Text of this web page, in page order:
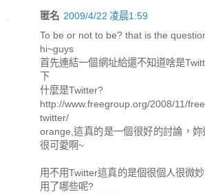
匿名 2009/4/22 凌晨1:59
To be or not to be? that is the
hi~guys
首先連結一個網址給還不知道啥是
下
什麼是Twitter?
http://www.freegroup.org/2008/11/
twitter/
orange,這真的是一個很好的討論，
很可愛啊~
用不用Twitter這真的是個很個人很微
用了哪些呢?